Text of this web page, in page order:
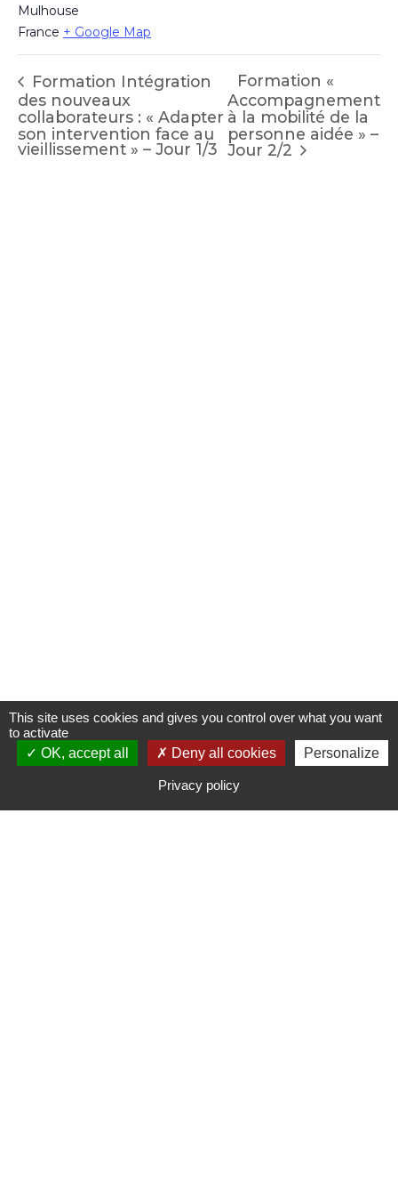
Mulhouse
France + Google Map
Formation Intégration
des nouveaux
collaborateurs : « Adapter
son intervention face au
vieillissement » – Jour 1/3
Formation «
Accompagnement
à la mobilité de la
personne aidée » –
Jour 2/2
S'INSCRIRE À UNE FORMATION
This site uses cookies and gives you control over what you want
to activate
OK, accept all
Deny all cookies Personalize
Privacy policy